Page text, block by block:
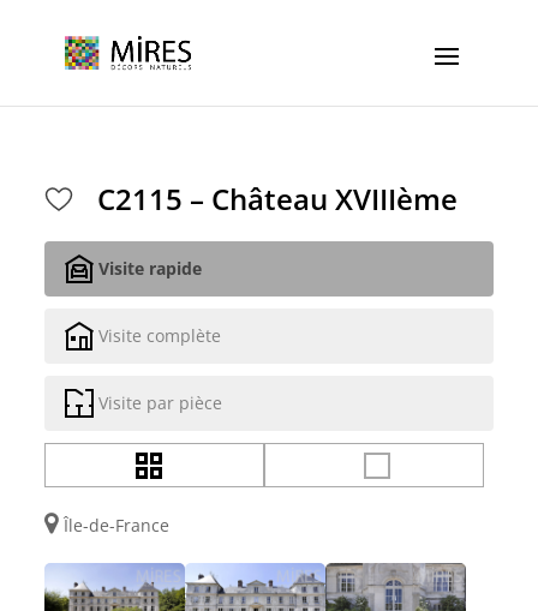
C2115 – Château XVIIIème
Visite rapide
Visite complète
Visite par pièce
Île-de-France